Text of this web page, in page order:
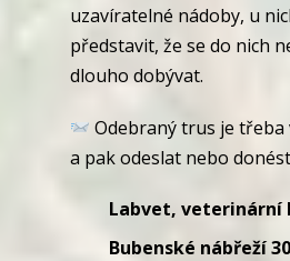
uzavíratelné nádoby, u
představit, že se do nich
dlouho dobývat.
Odebraný trus je
a pak odeslat nebo
Labvet, veterinární
Bubenské nábřeží